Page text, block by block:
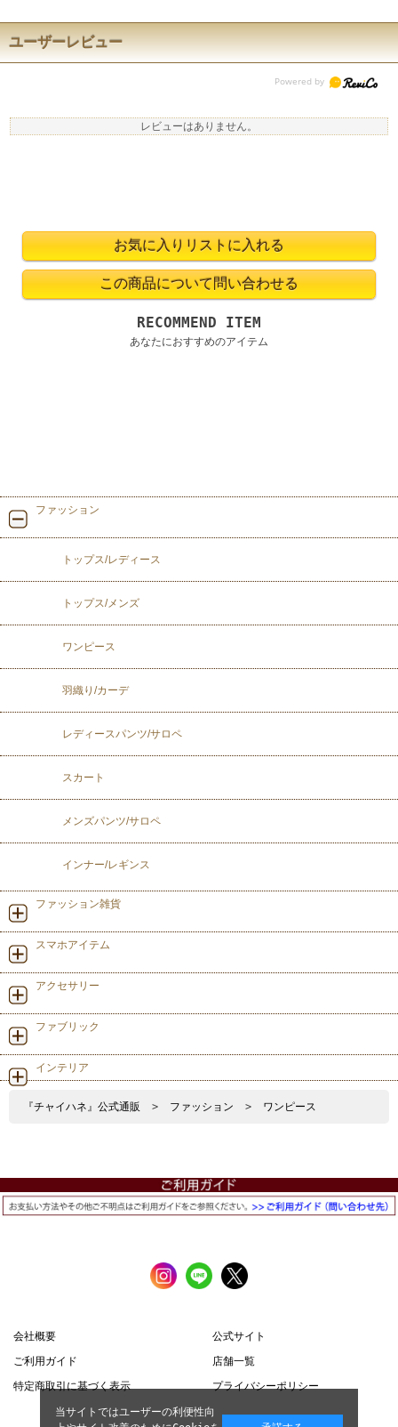
ユーザーレビュー
レビューはありません。
RECOMMEND ITEM
あなたにおすすめのアイテム
ファッション
トップス/レディース
トップス/メンズ
ワンピース
羽織り/カーデ
レディースパンツ/サロペ
スカート
メンズパンツ/サロペ
インナー/レギンス
ファッション雑貨
スマホアイテム
アクセサリー
ファブリック
インテリア
『チャイハネ』公式通販 > ファッション > ワンピース
会社概要
公式サイト
ご利用ガイド
店舗一覧
特定商取引に基づく表示
プライバシーポリシー
当サイトではユーザーの利便性向